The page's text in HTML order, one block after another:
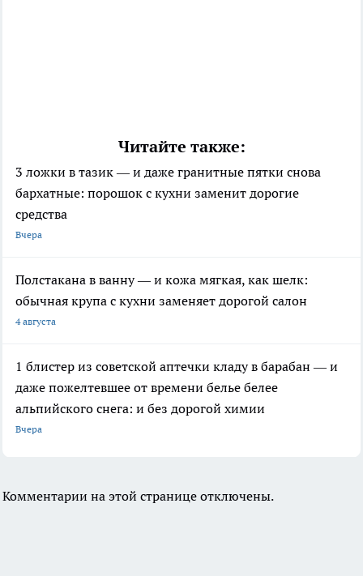
Читайте также:
3 ложки в тазик — и даже гранитные пятки снова
бархатные: порошок с кухни заменит дорогие
средства
Вчера
Полстакана в ванну — и кожа мягкая, как шелк:
обычная крупа с кухни заменяет дорогой салон
4 августа
1 блистер из советской аптечки кладу в барабан — и
даже пожелтевшее от времени белье белее
альпийского снега: и без дорогой химии
Вчера
Комментарии на этой странице отключены.